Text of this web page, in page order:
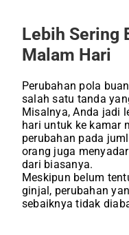
Lebih Sering
Malam Hari
Perubahan pola
salah satu tanda
Misalnya, Anda jadi
hari untuk ke kamar
perubahan pada
orang juga
dari biasanya.
Meskipun belum
ginjal, perubahan
sebaiknya tidak